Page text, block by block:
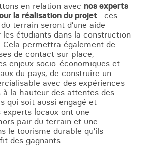
en relation avec nos experts
la réalisation du projet : ces
terrain seront d’une aide
les étudiants dans la construction
Cela permettra également de
de contact sur place,
enjeux socio-économiques et
du pays, de construire un
avec des expériences
à la hauteur des attentes des
qui soit aussi engagé et
locaux ont une
pair du terrain et une
le tourisme durable qu’ils
des gagnants.